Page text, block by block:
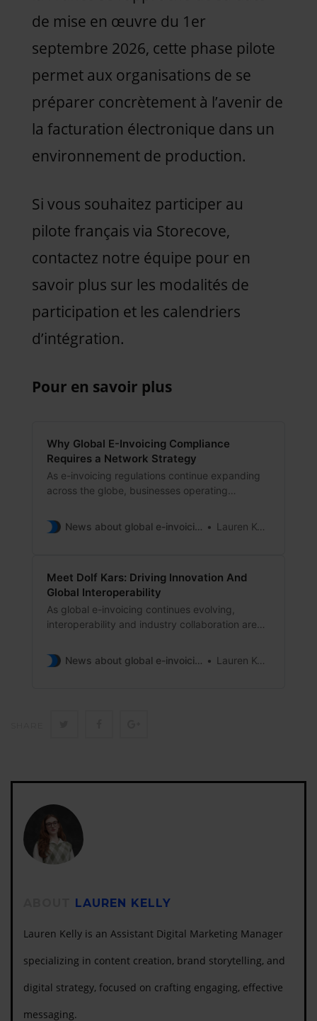
de mise en œuvre du 1er
septembre 2026, cette phase pilote
permet aux organisations de se
préparer concrètement à l’avenir de
la facturation électronique dans un
environnement de production.
Si vous souhaitez participer au
pilote français via Storecove,
contactez notre équipe pour en
savoir plus sur les modalités de
participation et les calendriers
d’intégration.
Pour en savoir plus
Why Global E-Invoicing Compliance
Requires a Network Strategy
As e-invoicing regulations continue expanding
across the globe, businesses operating
Managing compliance across multiple countries,
platforms, and reporting frameworks at the
complex ecosystem of country-specific
mandates, tax authority requirements,
News about global e-invoicing Lauren Kelly
Meet Dolf Kars: Driving Innovation And
Global Interoperability
As global e-invoicing continues evolving,
interoperability and industry collaboration are
operating internationally. For Storecove Co-
Founder and Chief Commercial Officer Dolf
News about global e-invoicing Lauren Kelly
LAUREN KELLY
Lauren Kelly is an Assistant Digital Marketing Manager
specializing in content creation, brand storytelling, and
digital strategy, focused on crafting engaging, effective
messaging.